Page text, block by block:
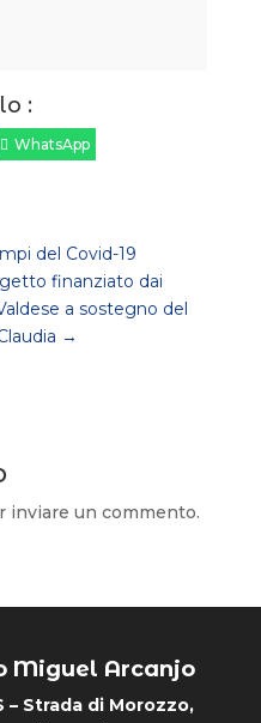
:
WhatsApp
del Covid-19
finanziato dai
a sostegno del
→
inviare un commento.
Miguel Arcanjo
– Strada di Morozzo,